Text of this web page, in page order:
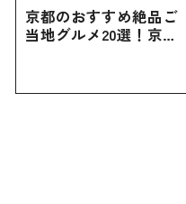
京都のおすすめ絶品ご
当地グルメ20選！京都